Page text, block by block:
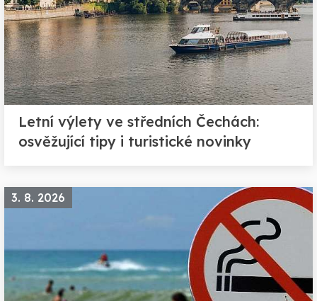
Letní výlety ve středních Čechách:
osvěžující tipy i turistické novinky
3. 8. 2026